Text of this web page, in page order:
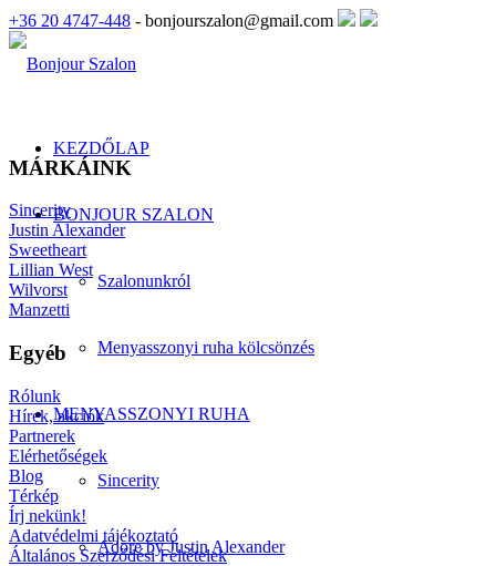
+36 20 4747-448 - bonjourszalon@gmail.com
KEZDŐLAP
BONJOUR SZALON
Szalonunkról
Menyasszonyi ruha kölcsönzés
MENYASSZONYI RUHA
Sincerity
Adore by Justin Alexander
MÁRKÁINK
Sincerity
Justin Alexander
Sweetheart
Lillian West
Wilvorst
Manzetti
Egyéb
Rólunk
Hírek, akciók
Partnerek
Elérhetőségek
Blog
Térkép
Írj nekünk!
Adatvédelmi tájékoztató
Általános Szerződési Feltételek